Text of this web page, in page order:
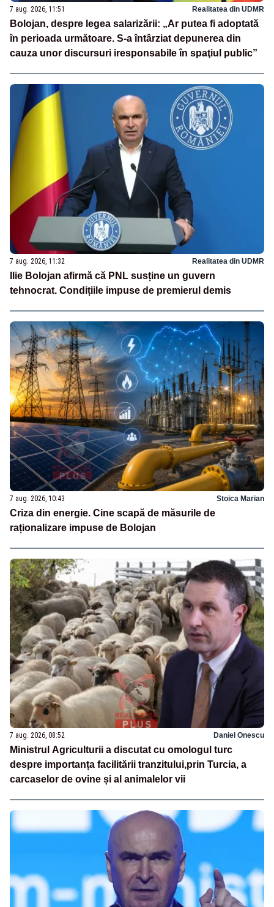
7 aug. 2026, 11:51 Realitatea din UDMR
Bolojan, despre legea salarizării: „Ar putea fi adoptată
în perioada următoare. S-a întârziat depunerea din
cauza unor discursuri iresponsabile în spaţiul public”
7 aug. 2026, 11:32 Realitatea din UDMR
Ilie Bolojan afirmă că PNL susține un guvern
tehnocrat. Condițiile impuse de premierul demis
7 aug. 2026, 10:43 Stoica Marian
Criza din energie. Cine scapă de măsurile de
raționalizare impuse de Bolojan
7 aug. 2026, 08:52 Daniel Onescu
Ministrul Agriculturii a discutat cu omologul turc
despre importanța facilitării tranzitului,prin Turcia, a
carcaselor de ovine și al animalelor vii